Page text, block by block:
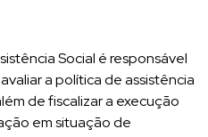
Social é responsável
a política de assistência
de fiscalizar a execução
em situação de